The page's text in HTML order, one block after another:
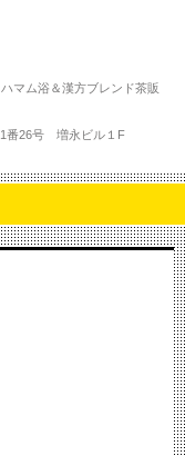
マム浴＆漢方ブレンド茶販
目1番26号 増永ビル１F